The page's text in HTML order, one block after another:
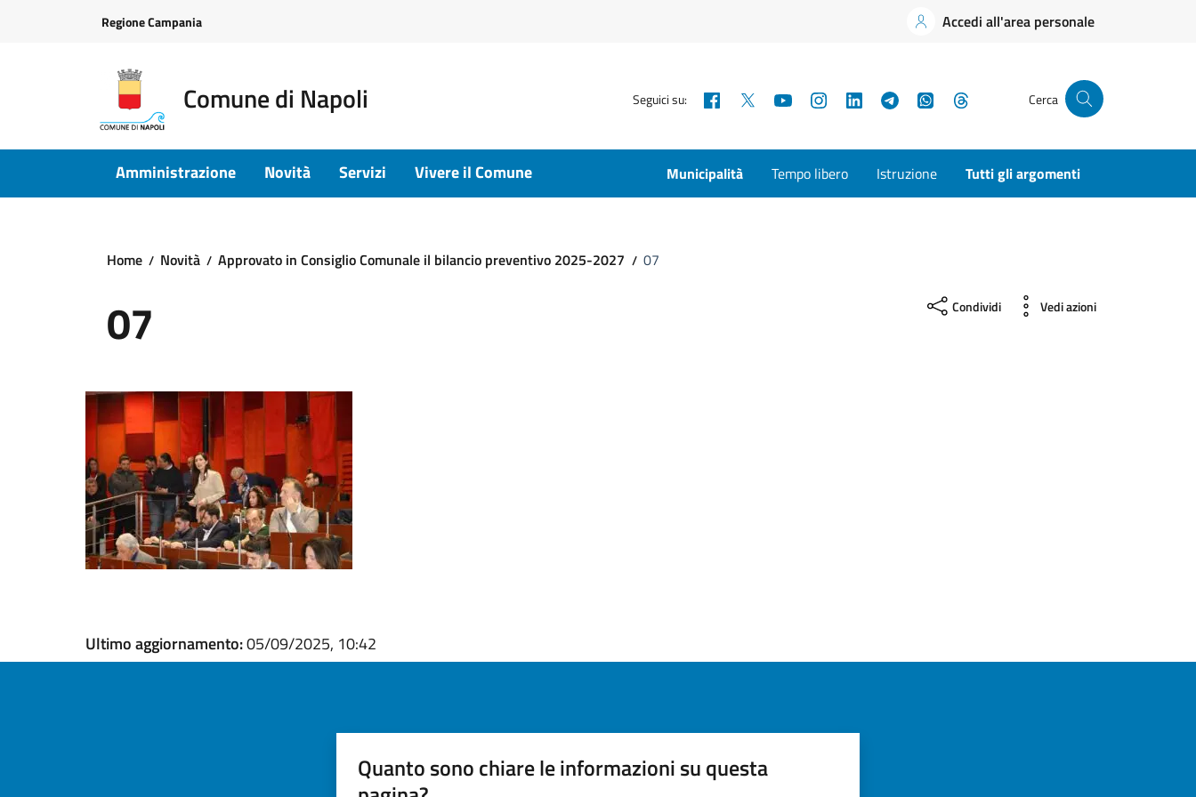
Regione Campania Accedi all'area personale
Comune di Napoli Seguici su: Facebook YouTubeInstagramLinkedInTelegramWhatsApp Cerca
Amministrazione Novità Servizi Vivere il Comune Municipalità Tempo libero Istruzione Tutti gli argomenti
Home Novità Approvato in Consiglio Comunale il bilancio preventivo 2025-2027 07
07 Condividi Vedi azioni
Ultimo aggiornamento:05/09/2025, 10:42
Quanto sono chiare le informazioni su questa